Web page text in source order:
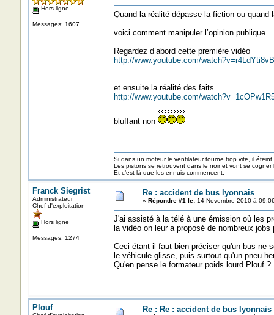
Hors ligne
Messages: 1607
Quand la réalité dépasse la fiction ou
voici comment manipuler l’opinion publique.
Regardez d’abord cette première vidéo
http://www.youtube.com/
et ensuite la réalité des faits ……..
http://www.youtube.com/
bluffant non
Si dans un moteur le ventilateur tourne trop vite, il éteint
Les pistons se retrouvent dans le noir et vont se
Et c’est là que les ennuis commencent.
Franck Siegrist
Administrateur
Chef d'exploitation
Hors ligne
Messages: 1274
Re : accident de bus lyonnais
« Répondre #1 le:14 Novembre 2010 à
J'ai assisté à la télé à une émission où les
la vidéo on leur a proposé de nombreux
Ceci étant il faut bien préciser qu'un bus ne
le véhicule glisse, puis surtout qu'un pneu
Qu'en pense le formateur poids lourd Plouf ?
Plouf Re : Re : accident de bus lyonnais